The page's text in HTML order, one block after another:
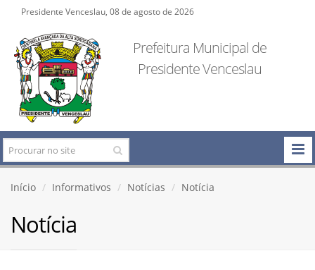
Presidente Venceslau, 08 de agosto de 2026
Prefeitura Municipal de
Presidente Venceslau
Início Informativos Notícias Notícia
Notícia